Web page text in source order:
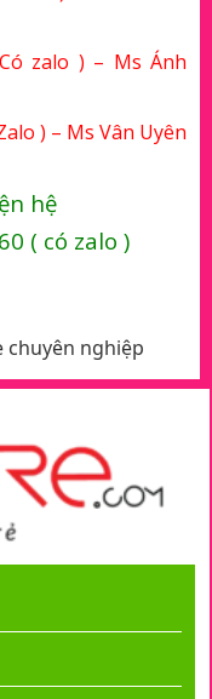
zalo ) – Ms Ánh
) – Ms Vân Uyên
hệ
( có zalo )
chuyên nghiệp